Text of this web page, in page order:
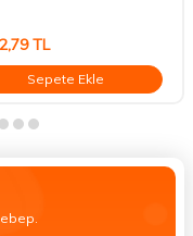
TL
Sepete Ekle